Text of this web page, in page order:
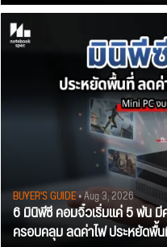
BUYER'S GUIDE• Aug 3, 2026
6 มินิพีซี คอมจิ๋วเริ่มแค่ 5 พัน มี
ครอบคลุม ลดค่าไฟ ประหยัดพื้